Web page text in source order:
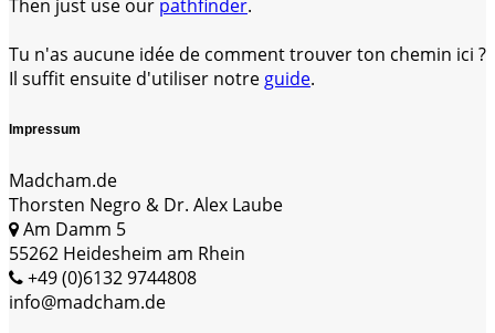
Then just use our pathfinder.
Tu n'as aucune idée de comment trouver ton chemin ici ?
Il suffit ensuite d'utiliser notre guide.
Impressum
Madcham.de
Thorsten Negro & Dr. Alex Laube
Am Damm 5
55262 Heidesheim am Rhein
+49 (0)6132 9744808
info@madcham.de